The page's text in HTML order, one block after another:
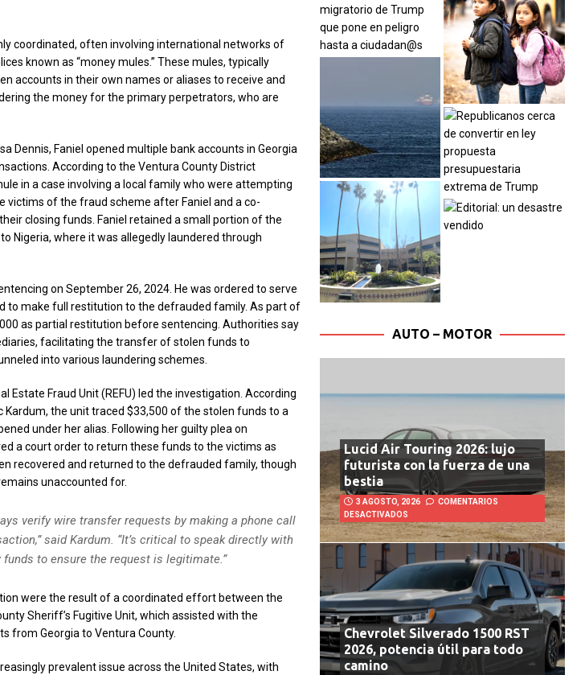
coordinated, often involving international networks of
known as “money mules.” These mules, typically
accounts in their own names or aliases to receive and
the money for the primary perpetrators, who are
Dennis, Faniel opened multiple bank accounts in Georgia
According to the Ventura County District
in a case involving a local family who were attempting
victims of the fraud scheme after Faniel and a co-
closing funds. Faniel retained a small portion of the
Nigeria, where it was allegedly laundered through
on September 26, 2024. He was ordered to serve
to make full restitution to the defrauded family. As part of
as partial restitution before sentencing. Authorities say
facilitating the transfer of stolen funds to
into various laundering schemes.
Estate Fraud Unit (REFU) led the investigation. According
the unit traced $33,500 of the stolen funds to a
under her alias. Following her guilty plea on
a court order to return these funds to the victims as
recovered and returned to the defrauded family, though
unaccounted for.
verify wire transfer requests by making a phone call
said Kardum. “It’s critical to speak directly with
to ensure the request is legitimate.”
were the result of a coordinated effort between the
Sheriff’s Fugitive Unit, which assisted with the
from Georgia to Ventura County.
prevalent issue across the United States, with
AUTO – MOTOR
Lucid Air Touring 2026: lujo
futurista con la fuerza de una
bestia
3 AGOSTO, 2026
COMENTARIOS
DESACTIVADOS
Chevrolet Silverado 1500 RST
2026, potencia útil para todo
camino